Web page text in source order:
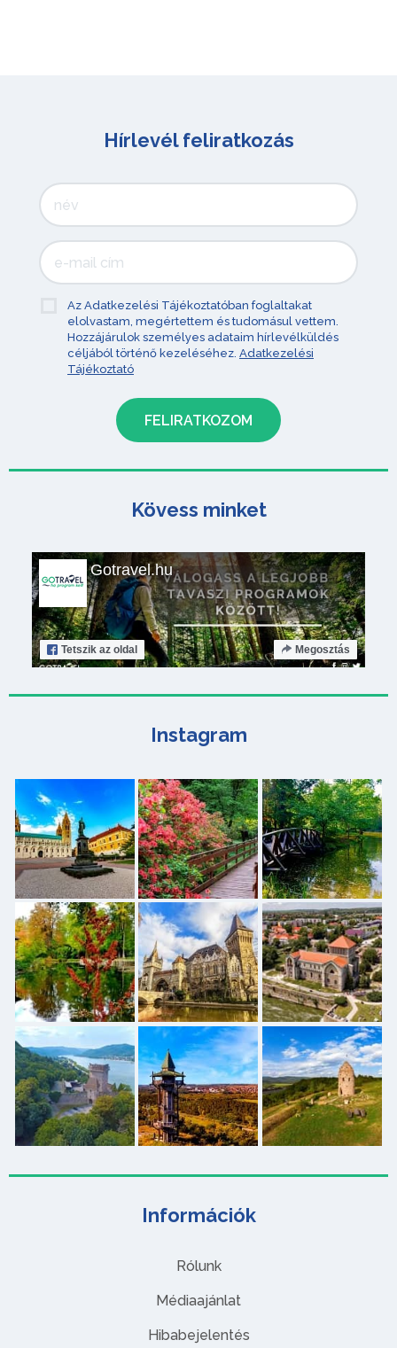
Információk
Rólunk
Médiaajánlat
Hibabejelentés
Hírlevél feliratkozás
Az Adatkezelési Tájékoztatóban foglaltakat
elolvastam, megértettem és tudomásul vettem.
Hozzájárulok személyes adataim hírlevélküldés
céljából történő kezeléséhez. Adatkezelési
Tájékoztató
Kövess minket
Gotravel.hu
Tetszik az oldal Megosztás
Instagram